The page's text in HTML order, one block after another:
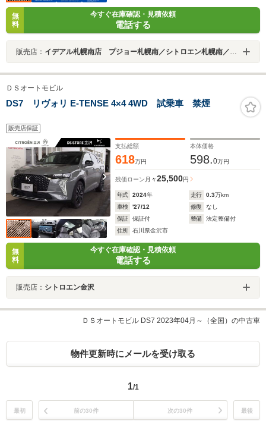
無
料
今すぐ在庫確認・見積依頼
電話する
販売店： イデアル札幌南店 プジョー札幌南／シトロエン札幌南／ＤＳ ＳＴＯＲＥ札幌 （株）イデアル
ＤＳオートモビル
DS7 リヴォリ E-TENSE 4×4 4WD 試乗車 禁煙
販売店保証
支払総額
618万円
本体価格
598.0万円
残価ローン 月々25,500円
年式 2024年 走行 0.3万km
車検
'27/12 修復
なし
保証
保証付 整備
法定整備付
住所
石川県金沢市
無
料
今すぐ在庫確認・見積依頼
電話する
販売店： シトロエン金沢
ＤＳオートモビル DS7 2023年04月～（全国）の中古車
物件更新時にメールを受け取る
1/1
最初 前の30件 次の30件 最後